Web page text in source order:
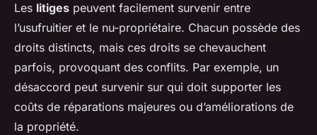
Les litiges peuvent facilement survenir entre
l’usufruitier et le nu-propriétaire. Chacun possède des
droits distincts, mais ces droits se chevauchent
parfois, provoquant des conflits. Par exemple, un
désaccord peut survenir sur qui doit supporter les
coûts de réparations majeures ou d’améliorations de
la propriété.